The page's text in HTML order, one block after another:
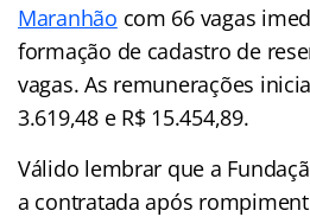
Maranhão com 66 vagas
formação de cadastro de
vagas. As remunerações
3.619,48 e R$ 15.454,89.
Válido lembrar que a
a contratada após